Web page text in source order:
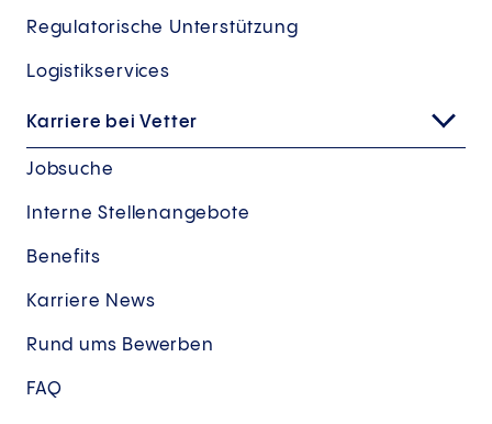
Regulatorische Unterstützung
Logistikservices
Karriere bei Vetter
Jobsuche
Interne Stellenangebote
Benefits
Karriere News
Rund ums Bewerben
FAQ